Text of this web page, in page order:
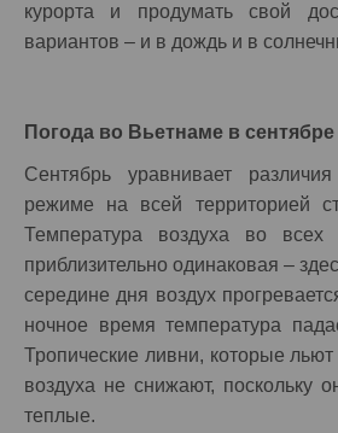
курорта и продумать свой
вариантов – и в дождь и в
Погода во Вьетнаме в сентябре
Сентябрь уравнивает
режиме на всей территорией
Температура воздуха во всех
приблизительно одинаковая –
середине дня воздух
ночное время температура
Тропические ливни, которые
воздуха не снижают, поскольку
теплые.